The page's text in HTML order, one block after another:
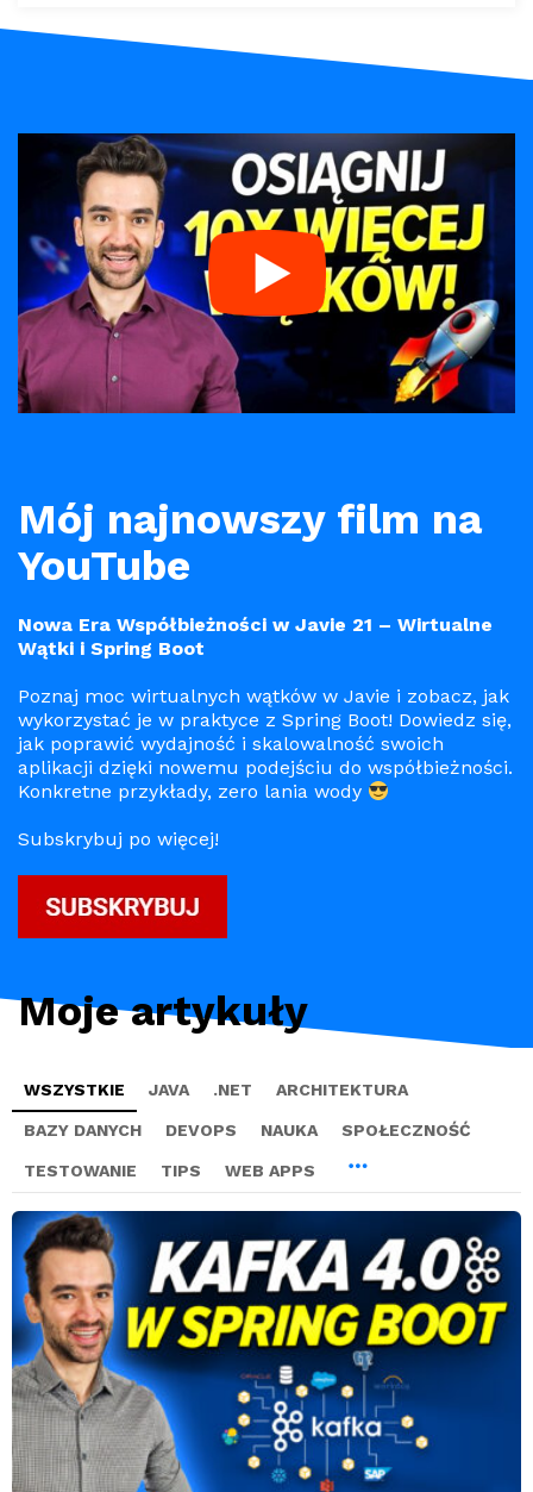
Mój najnowszy film na
YouTube
Nowa Era Współbieżności w Javie 21 – Wirtualne
Wątki i Spring Boot
Poznaj moc wirtualnych wątków w Javie i zobacz, jak
wykorzystać je w praktyce z Spring Boot! Dowiedz się,
jak poprawić wydajność i skalowalność swoich
aplikacji dzięki nowemu podejściu do współbieżności.
Konkretne przykłady, zero lania wody
Subskrybuj po więcej!
Moje artykuły
WSZYSTKIE JAVA .NET ARCHITEKTURA
BAZY DANYCH DEVOPS NAUKA SPOŁECZNOŚĆ
TESTOWANIE TIPS WEB APPS